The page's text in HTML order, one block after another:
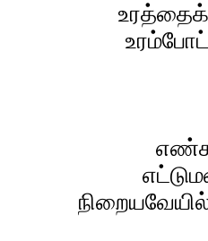
உரத்தைக்